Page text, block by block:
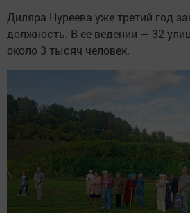
Диляра Нуреева уже третий год
должность. В ее ведении — 32
около 3 тысяч человек.